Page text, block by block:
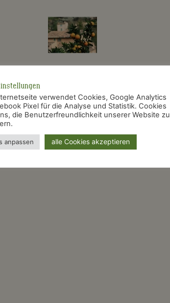
verwendet Cookies, Google Analytics
Pixel für die Analyse und Statistik. Cookies
die Benutzerfreundlichkeit unserer Website zu
anpassen alle Cookies akzeptieren